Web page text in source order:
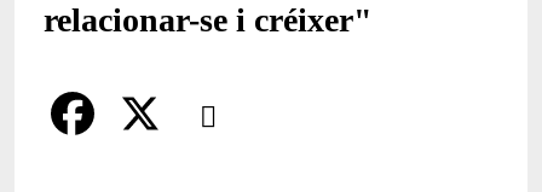
relacionar-se i créixer"
Comparteix